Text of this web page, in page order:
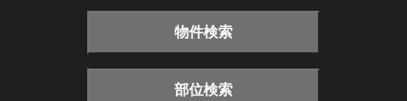
物件検索
部位検索